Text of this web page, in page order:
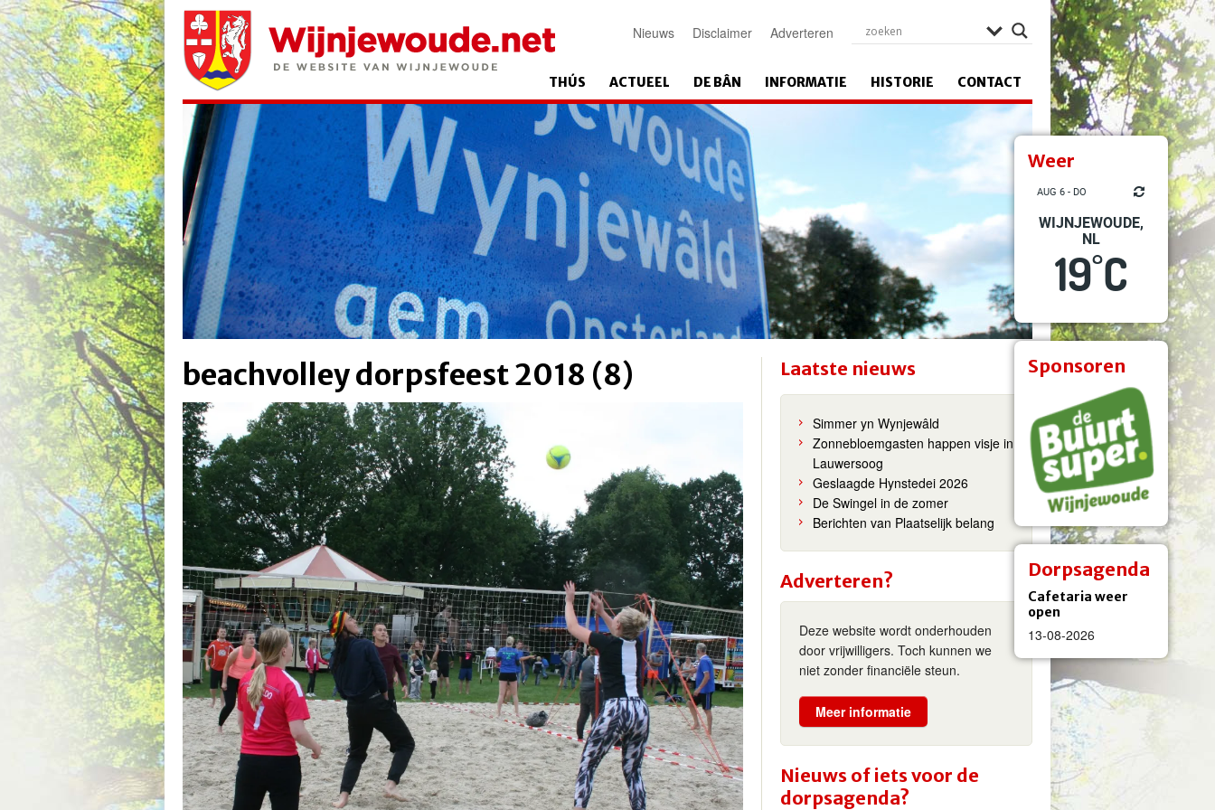
Weer
AUG 6 - DO
WIJNJEWOUDE,
NL
19°C
Sponsoren
Dorpsagenda
Cafetaria weer
open
13-08-2026
Nieuws Disclaimer Adverteren
THÚS ACTUEEL DE BÂN INFORMATIE HISTORIE CONTACT
beachvolley dorpsfeest 2018 (8) Laatste nieuws
Simmer yn Wynjewâld
Zonnebloemgasten happen visje in
Lauwersoog
Geslaagde Hynstedei 2026
De Swingel in de zomer
Berichten van Plaatselijk belang
Adverteren?
Deze website wordt onderhouden
door vrijwilligers. Toch kunnen we
niet zonder financiële steun.
Meer informatie
Nieuws of iets voor de
dorpsagenda?